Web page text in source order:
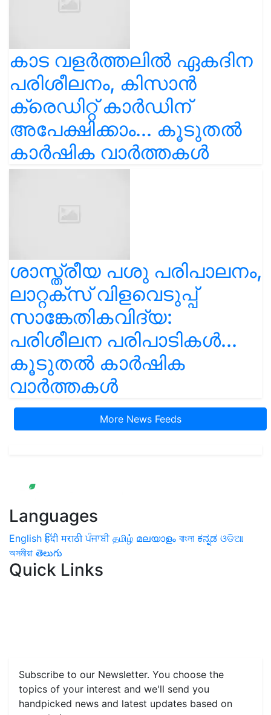
കാട വളര്‍ത്തലിൽ ഏകദിന
പരിശീലനം, കിസാൻ
ക്രെഡിറ്റ് കാർഡിന്
അപേക്ഷിക്കാം... കൂടുതൽ
കാർഷിക വാർത്തകൾ
ശാസ്ത്രീയ പശു പരിപാലനം,
ലാറ്റക്സ് വിളവെടുപ്പ്
സാങ്കേതികവിദ്യ:
പരിശീലന പരിപാടികൾ...
കൂടുതൽ കാർഷിക
വാർത്തകൾ
More News Feeds
Languages
English हिंदी मराठी ਪੰਜਾਬੀ தமிழ் മലയാളം বাংলা ಕನ್ನಡ ଓଡିଆ
অসমীয়া తెలుగు
Quick Links
Subscribe to our Newsletter. You choose the
topics of your interest and we'll send you
handpicked news and latest updates based on